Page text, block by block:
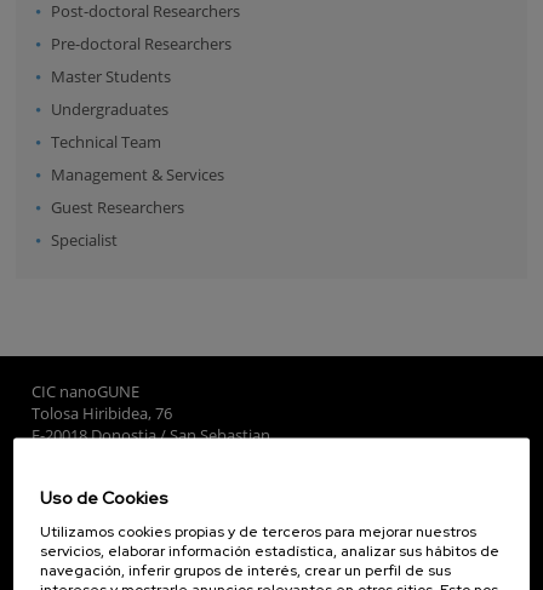
Post-doctoral Researchers
Pre-doctoral Researchers
Master Students
Undergraduates
Technical Team
Management & Services
Guest Researchers
Specialist
CIC nanoGUNE
Tolosa Hiribidea, 76
E-20018 Donostia / San Sebastian
Subscribe to our Newsletter
nanoGUNE
Uso de Cookies
Utilizamos cookies propias y de terceros para mejorar nuestros
servicios, elaborar información estadística, analizar sus hábitos de
navegación, inferir grupos de interés, crear un perfil de sus